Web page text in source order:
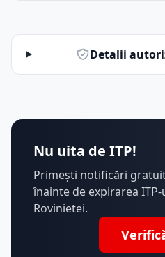
Detalii
Nu uita de ITP!
Primești notificări
înainte de expirarea ITP-
Rovinietei.